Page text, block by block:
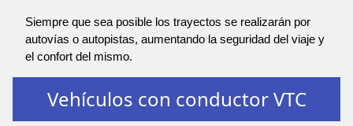
Siempre que sea posible los trayectos se realizarán por
autovías o autopistas, aumentando la seguridad del viaje y
el confort del mismo.
Vehículos con conductor VTC